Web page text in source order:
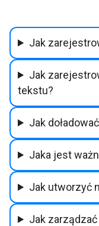
Jak
Jak
tekstu?
Jak
Jaka jest
Jak utworzyć
Jak